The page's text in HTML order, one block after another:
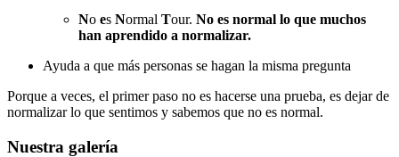
No es Normal Tour. No es normal lo que muchos
han aprendido a normalizar.
Ayuda a que más personas se hagan la misma pregunta
Porque a veces, el primer paso no es hacerse una prueba, es dejar de
normalizar lo que sentimos y sabemos que no es normal.
Nuestra galería